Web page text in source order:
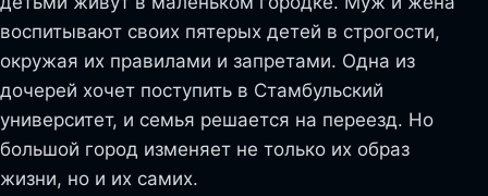
воспитывают своих пятерых детей в строгости,
окружая их правилами и запретами. Одна из
дочерей хочет поступить в Стамбульский
университет, и семья решается на переезд. Но
большой город изменяет не только их образ
жизни, но и их самих.